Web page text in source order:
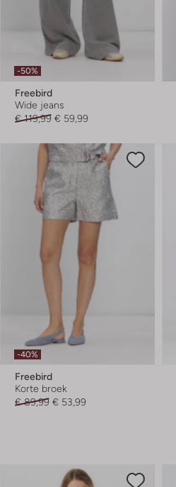
-50%
Freebird
Wide jeans
€ 119,99 € 59,99
-40%
Freebird
Korte broek
€ 89,99 € 53,99